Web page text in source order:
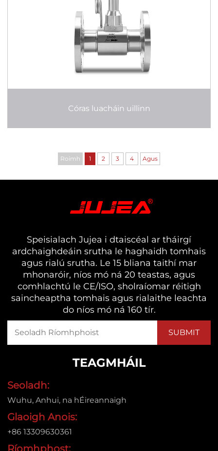
Córas luacháin uillinn
Roimh 1 2 3 4 Agus
Speisialach Jujea i dtaiscéal ar tháirgí
ardchaighdeáin srutha le haghaidh tomhais
agus rialú srutha. Le 15 bliana taithí mar
mhonaróir, níos mó ná 20 teastas, agus
comhlachtú le CE/ISO, sholraíomar réitigh
saincheaptha tomhais agus rialaithe leachta
do níos mó ná 160 tír.
TEAGMHÁIL
Seoladh:
Wuhu, Anhui, na hÉireannaigh
Glaoigh Anois:
+86 13309630361
Ríomhphost: